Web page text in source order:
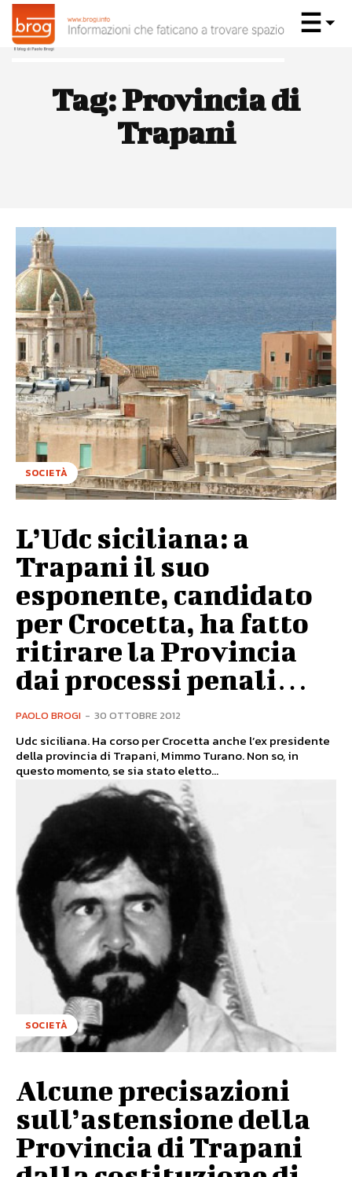
Tag:Provincia di
Trapani
SOCIETÀ
L’Udc siciliana: a
Trapani il suo
esponente, candidato
per Crocetta, ha fatto
ritirare la Provincia
dai processi penali…
PAOLO BROGI - 30 OTTOBRE 2012
Udc siciliana. Ha corso per Crocetta anche l’ex presidente
della provincia di Trapani, Mimmo Turano. Non so, in
questo momento, se sia stato eletto...
SOCIETÀ
Alcune precisazioni
sull’astensione della
Provincia di Trapani